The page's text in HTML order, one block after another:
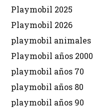
Playmobil 2025
Playmobil 2026
playmobil animales
Playmobil años 2000
playmobil años 70
playmobil años 80
playmobil años 90